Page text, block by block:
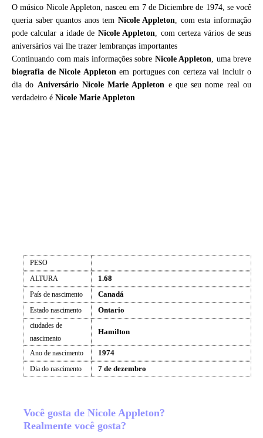
O músico Nicole Appleton, nasceu em 7 de Diciembre de 1974, se você
queria saber quantos anos tem Nicole Appleton, com esta informação
pode calcular a idade de Nicole Appleton, com certeza vários de seus
aniversários vai lhe trazer lembranças importantes
Continuando com mais informações sobre Nicole Appleton, uma breve
biografia de Nicole Appletonem portugues con certeza vai incluir o
dia do Aniversário Nicole Marie Appleton e que seu nome real ou
verdadeiro é Nicole Marie Appleton
PESO
ALTURA
1.68
País de nascimento Canadá
Estado nascimento Ontario
ciudades de
nascimento
Hamilton
Ano de nascimento 1974
Dia do nascimento 7 de dezembro
Você gosta de Nicole Appleton?
Realmente você gosta?